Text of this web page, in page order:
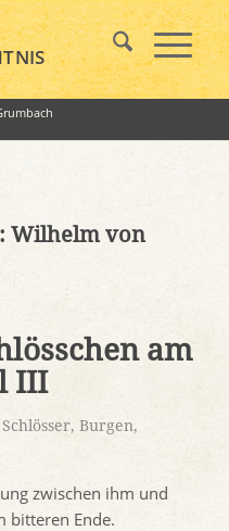
Wilhelm von
am
III
Schlösser, Burgen,
zwischen ihm und
bitteren Ende.